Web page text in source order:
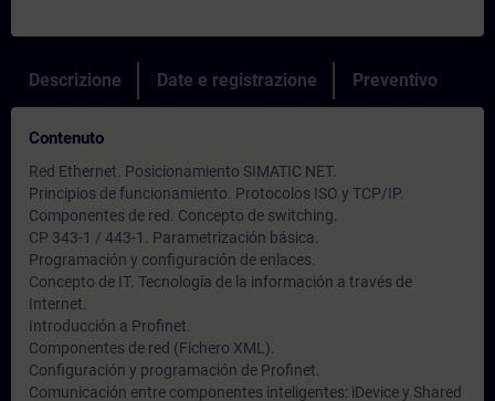
Descrizione Date e registrazione Preventivo
Contenuto
Red Ethernet. Posicionamiento SIMATIC NET.
Principios de funcionamiento. Protocolos ISO y TCP/IP.
Componentes de red. Concepto de switching.
CP 343-1 / 443-1. Parametrización básica.
Programación y configuración de enlaces.
Concepto de IT. Tecnología de la información a través de
Internet.
Introducción a Profinet.
Componentes de red (Fichero XML).
Configuración y programación de Profinet.
Comunicación entre componentes inteligentes: iDevice y Shared